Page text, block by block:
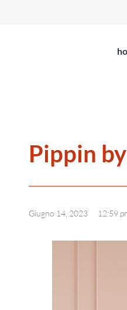
Pippin
Giugno 14, 2023 12:59